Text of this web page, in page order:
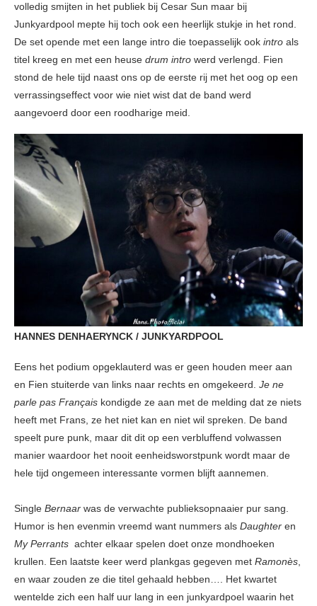
volledig smijten in het publiek bij Cesar Sun maar bij
Junkyardpool mepte hij toch ook een heerlijk stukje in het rond.
De set opende met een lange intro die toepasselijk ook intro als
titel kreeg en met een heuse drum intro werd verlengd. Fien
stond de hele tijd naast ons op de eerste rij met het oog op een
verrassingseffect voor wie niet wist dat de band werd
aangevoerd door een roodharige meid.
HANNES DENHAERYNCK / JUNKYARDPOOL
Eens het podium opgeklauterd was er geen houden meer aan
en Fien stuiterde van links naar rechts en omgekeerd. Je ne
parle pas Français kondigde ze aan met de melding dat ze niets
heeft met Frans, ze het niet kan en niet wil spreken. De band
speelt pure punk, maar dit dit op een verbluffend volwassen
manier waardoor het nooit eenheidsworstpunk wordt maar de
hele tijd ongemeen interessante vormen blijft aannemen.
Single Bernaar was de verwachte publieksopnaaier pur sang.
Humor is hen evenmin vreemd want nummers als Daughter en
My Perrants achter elkaar spelen doet onze mondhoeken
krullen. Een laatste keer werd plankgas gegeven met Ramonès,
en waar zouden ze die titel gehaald hebben…. Het kwartet
wentelde zich een half uur lang in een junkyardpoel waarin het